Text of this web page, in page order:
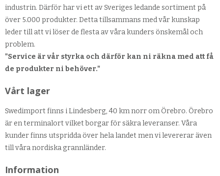
industrin. Därför har vi ett av Sveriges ledande sortiment på
över 5.000 produkter. Detta tillsammans med vår kunskap
leder till att vi löser de flesta av våra kunders önskemål och
problem.
"Service är vår styrka och därför kan ni räkna med att få
de produkter ni behöver."
Vårt lager
Swedimport finns i Lindesberg, 40 km norr om Örebro. Örebro
är en terminalort vilket borgar för säkra leveranser. Våra
kunder finns utspridda över hela landet men vi levererar även
till våra nordiska grannländer.
Information